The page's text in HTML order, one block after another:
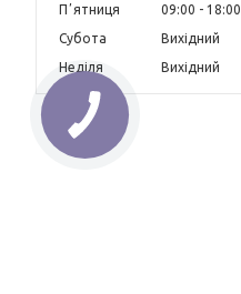
Пʼятниця
09:00
18:00
Субота
Вихідний
Неділя
Вихідний